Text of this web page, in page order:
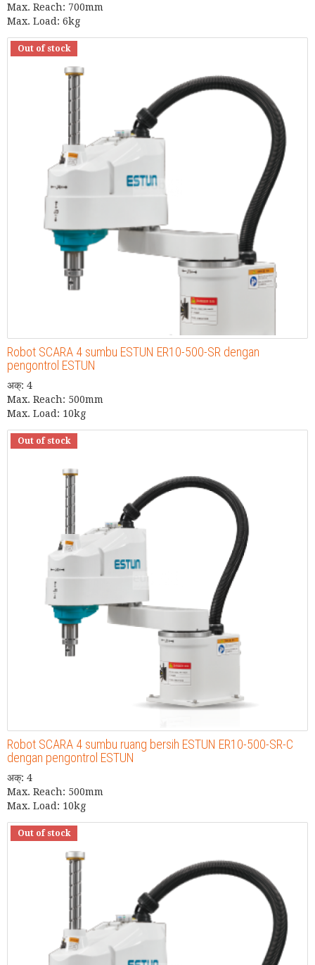
Max. Reach: 700mm
Max. Load: 6kg
Out of stock
Robot SCARA 4 sumbu ESTUN ER10-500-SR dengan
pengontrol ESTUN
अक्: 4
Max. Reach: 500mm
Max. Load: 10kg
Out of stock
Robot SCARA 4 sumbu ruang bersih ESTUN ER10-500-SR-C
dengan pengontrol ESTUN
अक्: 4
Max. Reach: 500mm
Max. Load: 10kg
Out of stock